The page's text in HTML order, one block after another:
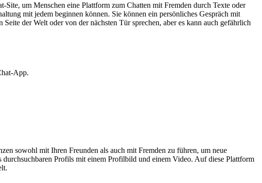
um Menschen eine Plattform zum Chatten mit Fremden durch Texte oder
mit jedem beginnen können. Sie können ein persönliches Gespräch mit
der Welt oder von der nächsten Tür sprechen, aber es kann auch gefährlich
App.
sowohl mit Ihren Freunden als auch mit Fremden zu führen, um neue
Profils mit einem Profilbild und einem Video. Auf diese Plattform